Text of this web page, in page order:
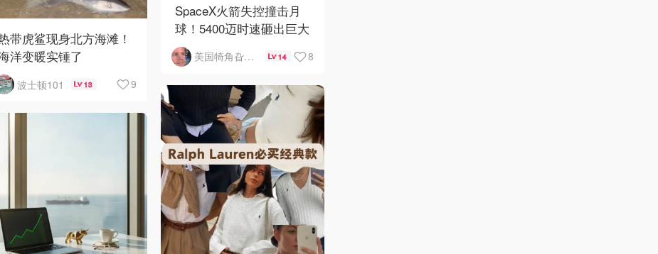
带虎鲨现身北方海滩！
洋变暖实锤了
波士顿101 13 9
SpaceX火箭失控撞击月
球！5400迈时速砸出巨大
陨石坑
美国犄角旮旯新鲜事 14 8